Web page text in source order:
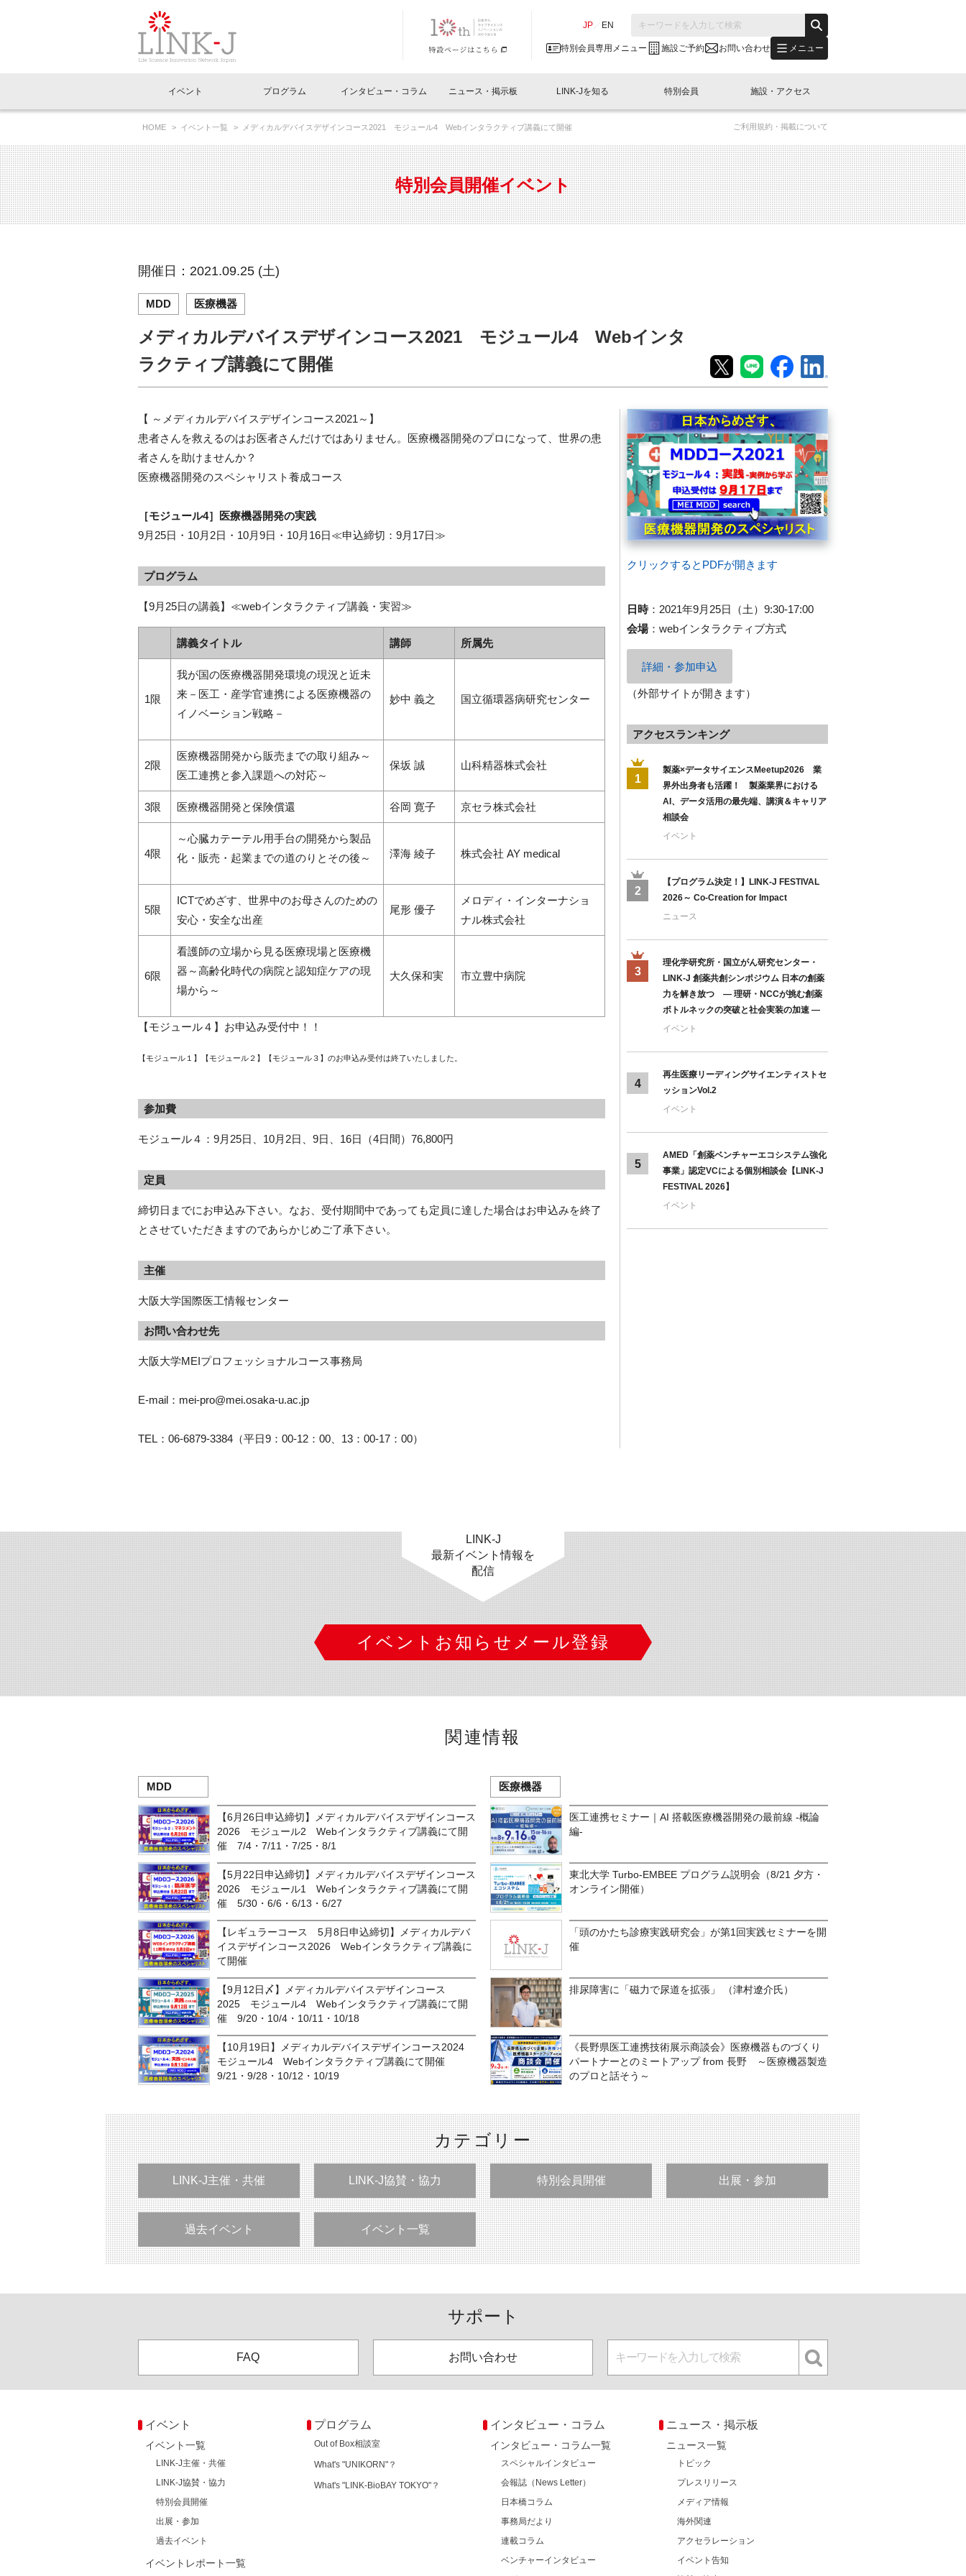
JP EN
特別会員専用メニュー 施設ご予約 お問い合わせ メニュー
イベントお知らせメール登録
閉じる
イベント
イベント一覧
LINK-J主催・共催 特別会員開催
LINK-J協賛・協力 出展・参加
イベントレポート一覧
LINK-J主催・共催 特別会員開催
LINK-J協賛・協力 出展・参加
プログラム
Out of Box相談室 What's "UNIKORN"？ What's "LINK-BioBAY TOKYO"？
インタビュー・コラム
インタビュー・コラム一覧
スペシャルインタビュー ベンチャーインタビュー 会報誌 (News Letter)
連載コラム サポーターコラム 日本橋コラム
ニュース・掲示板
ニュース一覧
トピック プレスリリース
メディア情報 海外関連
協賛・協力
人と情報の交流掲示板一覧
会員プレスリリース ニュース・事業紹介
募集 イベント
LINK-Jを知る
理事長挨拶 Why in Nihonbashi What’s LINK-J WEST
国内外連携 サポーター紹介 事業内容
組織概要 パンフレット GTB日本橋エリアについて
特別会員
特別会員一覧 特別会員について 入会申し込み
専用メニューはこちら
施設・アクセス
ラウンジ・会議室 オフィス・ラボ 施設ご予約
アクセス
HOME イベント一覧 メディカルデバイスデザインコース2021 モジュール4 Webインタラクティブ講義にて開催 ご利用規約・掲載について
特別会員開催イベント
開催日：2021.09.25 (土)
MDD 医療機器
メディカルデバイスデザインコース2021 モジュール4 Webインタ
ラクティブ講義にて開催
【 ～メディカルデバイスデザインコース2021～】
患者さんを救えるのはお医者さんだけではありません。医療機器開発のプロになって、世界の患
者さんを助けませんか？
医療機器開発のスペシャリスト養成コース
［モジュール4］医療機器開発の実践
9月25日・10月2日・10月9日・10月16日≪申込締切：9月17日≫
プログラム
【9月25日の講義】≪webインタラクティブ講義・実習≫
講義タイトル 講師 所属先
1限
我が国の医療機器開発環境の現況と近未
来－医工・産学官連携による医療機器の
イノベーション戦略－
妙中 義之 国立循環器病研究センター
2限
医療機器開発から販売までの取り組み～
医工連携と参入課題への対応～
保坂 誠 山科精器株式会社
3限 医療機器開発と保険償還 谷岡 寛子 京セラ株式会社
4限
～心臓カテーテル用手台の開発から製品
化・販売・起業までの道のりとその後～
澤海 綾子 株式会社 AY medical
5限
ICTでめざす、世界中のお母さんのための
安心・安全な出産
尾形 優子
メロディ・インターナショ
ナル株式会社
6限
看護師の立場から見る医療現場と医療機
器～高齢化時代の病院と認知症ケアの現
場から～
大久保和実 市立豊中病院
【モジュール４】お申込み受付中！！
【モジュール１】 【モジュール２】【モジュール３】 のお申込み受付は終了いたしました。
参加費
モジュール４：9月25日、10月2日、9日、16日（4日間）76,800円
定員
締切日までにお申込み下さい。なお、受付期間中であっても定員に達した場合はお申込みを終了
とさせていただきますのであらかじめご了承下さい。
主催
大阪大学国際医工情報センター
お問い合わせ先
大阪大学MEIプロフェッショナルコース事務局
E-mail：mei-pro@mei.osaka-u.ac.jp
TEL：06-6879-3384（平日9：00-12：00、13：00-17：00）
クリックするとPDFが開きます
日時： 2021年9月25日（土）9:30-17:00
会場： webインタラクティブ方式
詳細・参加申込
（外部サイトが開きます）
アクセスランキング
1
製薬×データサイエンスMeetup2026 業
界外出身者も活躍！ 製薬業界における
AI、データ活用の最先端、講演＆キャリア
相談会
イベント
2
【プログラム決定！】LINK-J FESTIVAL
2026～ Co-Creation for Impact
ニュース
3
理化学研究所・国立がん研究センター・
LINK-J 創薬共創シンポジウム 日本の創薬
力を解き放つ ― 理研・NCCが挑む創薬
ボトルネックの突破と社会実装の加速 ―
イベント
4
再生医療リーディングサイエンティストセ
ッションVol.2
イベント
5
AMED「創薬ベンチャーエコシステム強化
事業」認定VCによる個別相談会【LINK-J
FESTIVAL 2026】
イベント
LINK-J
最新イベント情報を
配信
イベントお知らせメール登録
関連情報
MDD
【6月26日申込締切】メディカルデバイスデザインコース
2026 モジュール2 Webインタラクティブ講義にて開
催 7/4・7/11・7/25・8/1
【5月22日申込締切】メディカルデバイスデザインコース
2026 モジュール1 Webインタラクティブ講義にて開
催 5/30・6/6・6/13・6/27
【レギュラーコース 5月8日申込締切】メディカルデバ
イスデザインコース2026 Webインタラクティブ講義に
て開催
【9月12日〆】メディカルデバイスデザインコース
2025 モジュール4 Webインタラクティブ講義にて開
催 9/20・10/4・10/11・10/18
【10月19日】メディカルデバイスデザインコース2024
モジュール4 Webインタラクティブ講義にて開催
9/21・9/28・10/12・10/19
医療機器
医工連携セミナー｜AI 搭載医療機器開発の最前線 -概論
編-
東北大学 Turbo-EMBEE プログラム説明会（8/21 夕方・
オンライン開催）
「頭のかたち診療実践研究会」が第1回実践セミナーを開
催
排尿障害に「磁力で尿道を拡張」 （津村遼介氏）
《長野県医工連携技術展示商談会》医療機器ものづくり
パートナーとのミートアップ from 長野 ～医療機器製造
のプロと話そう～
カテゴリー
LINK-J主催・共催 LINK-J協賛・協力 特別会員開催 出展・参加
過去イベント イベント一覧
サポート
FAQ お問い合わせ
イベント
イベント一覧
LINK-J主催・共催
LINK-J協賛・協力
特別会員開催
出展・参加
過去イベント
イベントレポート一覧
プログラム
Out of Box相談室
What's "UNIKORN"？
What's "LINK-BioBAY TOKYO"？
インタビュー・コラム
インタビュー・コラム一覧
スペシャルインタビュー
会報誌（News Letter）
日本橋コラム
事務局だより
連載コラム
ベンチャーインタビュー
ニュース・掲示板
ニュース一覧
トピック
プレスリリース
メディア情報
海外関連
アクセラレーション
イベント告知